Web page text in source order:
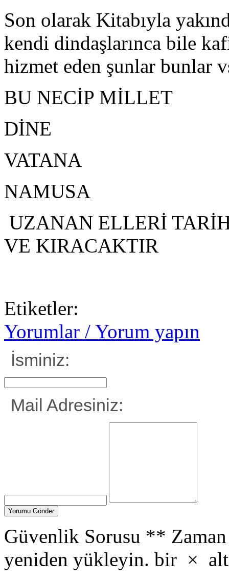
Son olarak Kitabıyla
kendi dindaşlarınca bile
hizmet eden şunlar bunlar
BU NECİP MİLLET
DİNE
VATANA
NAMUSA
UZANAN ELLERİ
VE KIRACAKTIR
Etiketler:
Yorumlar / Yorum yapın
İsminiz:
Mail Adresiniz:
Güvenlik Sorusu **
yeniden yükleyin. bir ×